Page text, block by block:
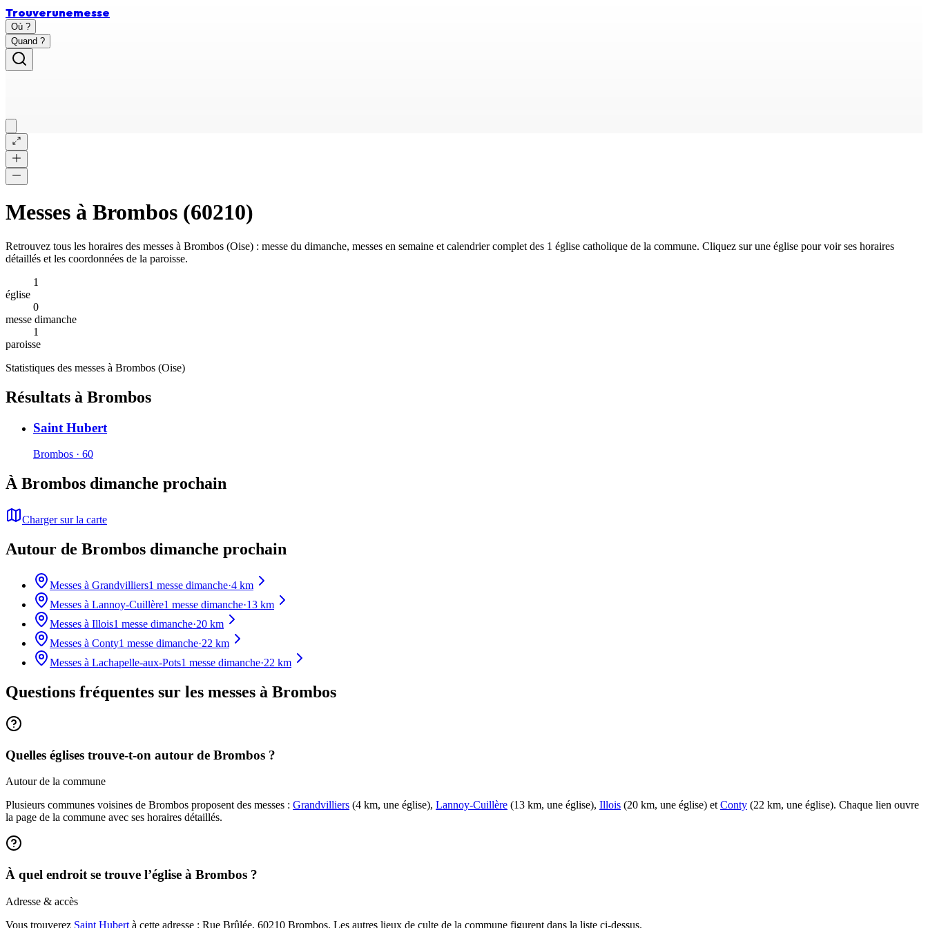
Trouverunemesse
Où ?
Quand ?
Messes à Brombos (60210)
Retrouvez tous les horaires des messes à Brombos (Oise) : messe du dimanche, messes en semaine et calendrier complet des 1 église catholique de la commune. Cliquez sur une église pour voir ses horaires
détaillés et les coordonnées de la paroisse.
1
église
0
messe dimanche
1
paroisse
Statistiques des messes à Brombos (Oise)
Résultats à Brombos
Saint Hubert
Brombos · 60
À Brombos dimanche prochain
Charger sur la carte
Autour de Brombos dimanche prochain
Messes à Grandvilliers1 messe dimanche·4 km
Messes à Lannoy-Cuillère1 messe dimanche·13 km
Messes à Illois1 messe dimanche·20 km
Messes à Conty1 messe dimanche·22 km
Messes à Lachapelle-aux-Pots1 messe dimanche·22 km
Questions fréquentes sur les messes à Brombos
Quelles églises trouve-t-on autour de Brombos ?
Autour de la commune
Plusieurs communes voisines de Brombos proposent des messes : Grandvilliers (4 km, une église), Lannoy-Cuillère (13 km, une église), Illois (20 km, une église) et Conty (22 km, une église). Chaque lien ouvre
la page de la commune avec ses horaires détaillés.
À quel endroit se trouve l’église à Brombos ?
Adresse & accès
Vous trouverez Saint Hubert à cette adresse : Rue Brûlée, 60210 Brombos. Les autres lieux de culte de la commune figurent dans la liste ci-dessus.